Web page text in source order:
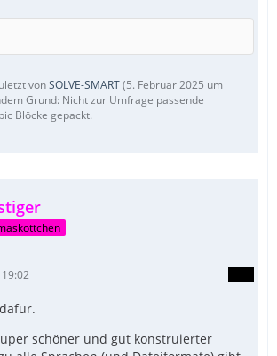
vonSOLVE-SMART(5. Februar 2025 um
Grund: Nicht zur Umfrage passende
Blöcke gepackt.
schöner und gut konstruierter